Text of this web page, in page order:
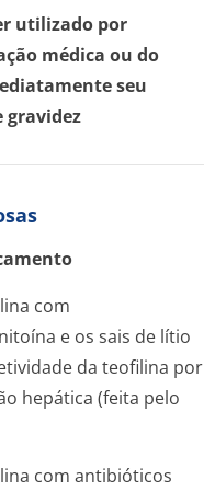
utilizado por
médica ou do
seu
gravidez
com
e os sais de lítio
da teofilina por
hepática (feita pelo
com antibióticos